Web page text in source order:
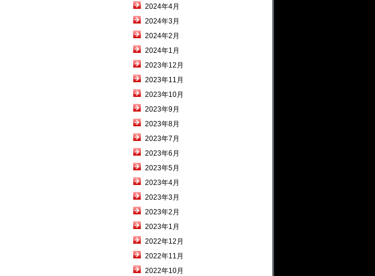
2024年4月
2024年3月
2024年2月
2024年1月
2023年12月
2023年11月
2023年10月
2023年9月
2023年8月
2023年7月
2023年6月
2023年5月
2023年4月
2023年3月
2023年2月
2023年1月
2022年12月
2022年11月
2022年10月